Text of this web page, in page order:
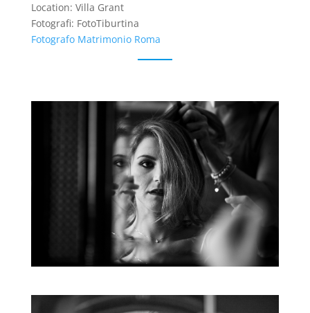
Location: Villa Grant
Fotografi: FotoTiburtina
Fotografo Matrimonio Roma